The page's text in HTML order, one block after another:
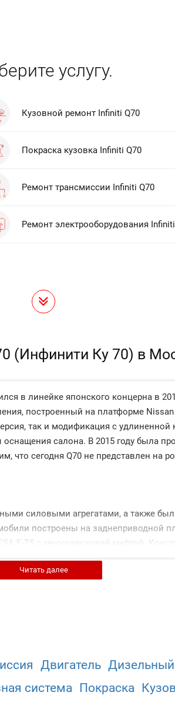
услугу.
Кузовной ремонт Infiniti Q70
Покраска кузовка Infiniti Q70
Ремонт трансмиссии Infiniti Q70
Ремонт электрооборудования
(Инфинити Ку 70) в
в линейке японского концерна в
построенный на платформе
так и модификация с
салона. В 2015 году была
что сегодня Q70 не представлен на
силовыми агрегатами, а также
построены на заднеприводной
E-TS с многодисковой муфтой.
климат и круиз-контролем,
Читать далее
Двигатель Дизельный
система Покраска